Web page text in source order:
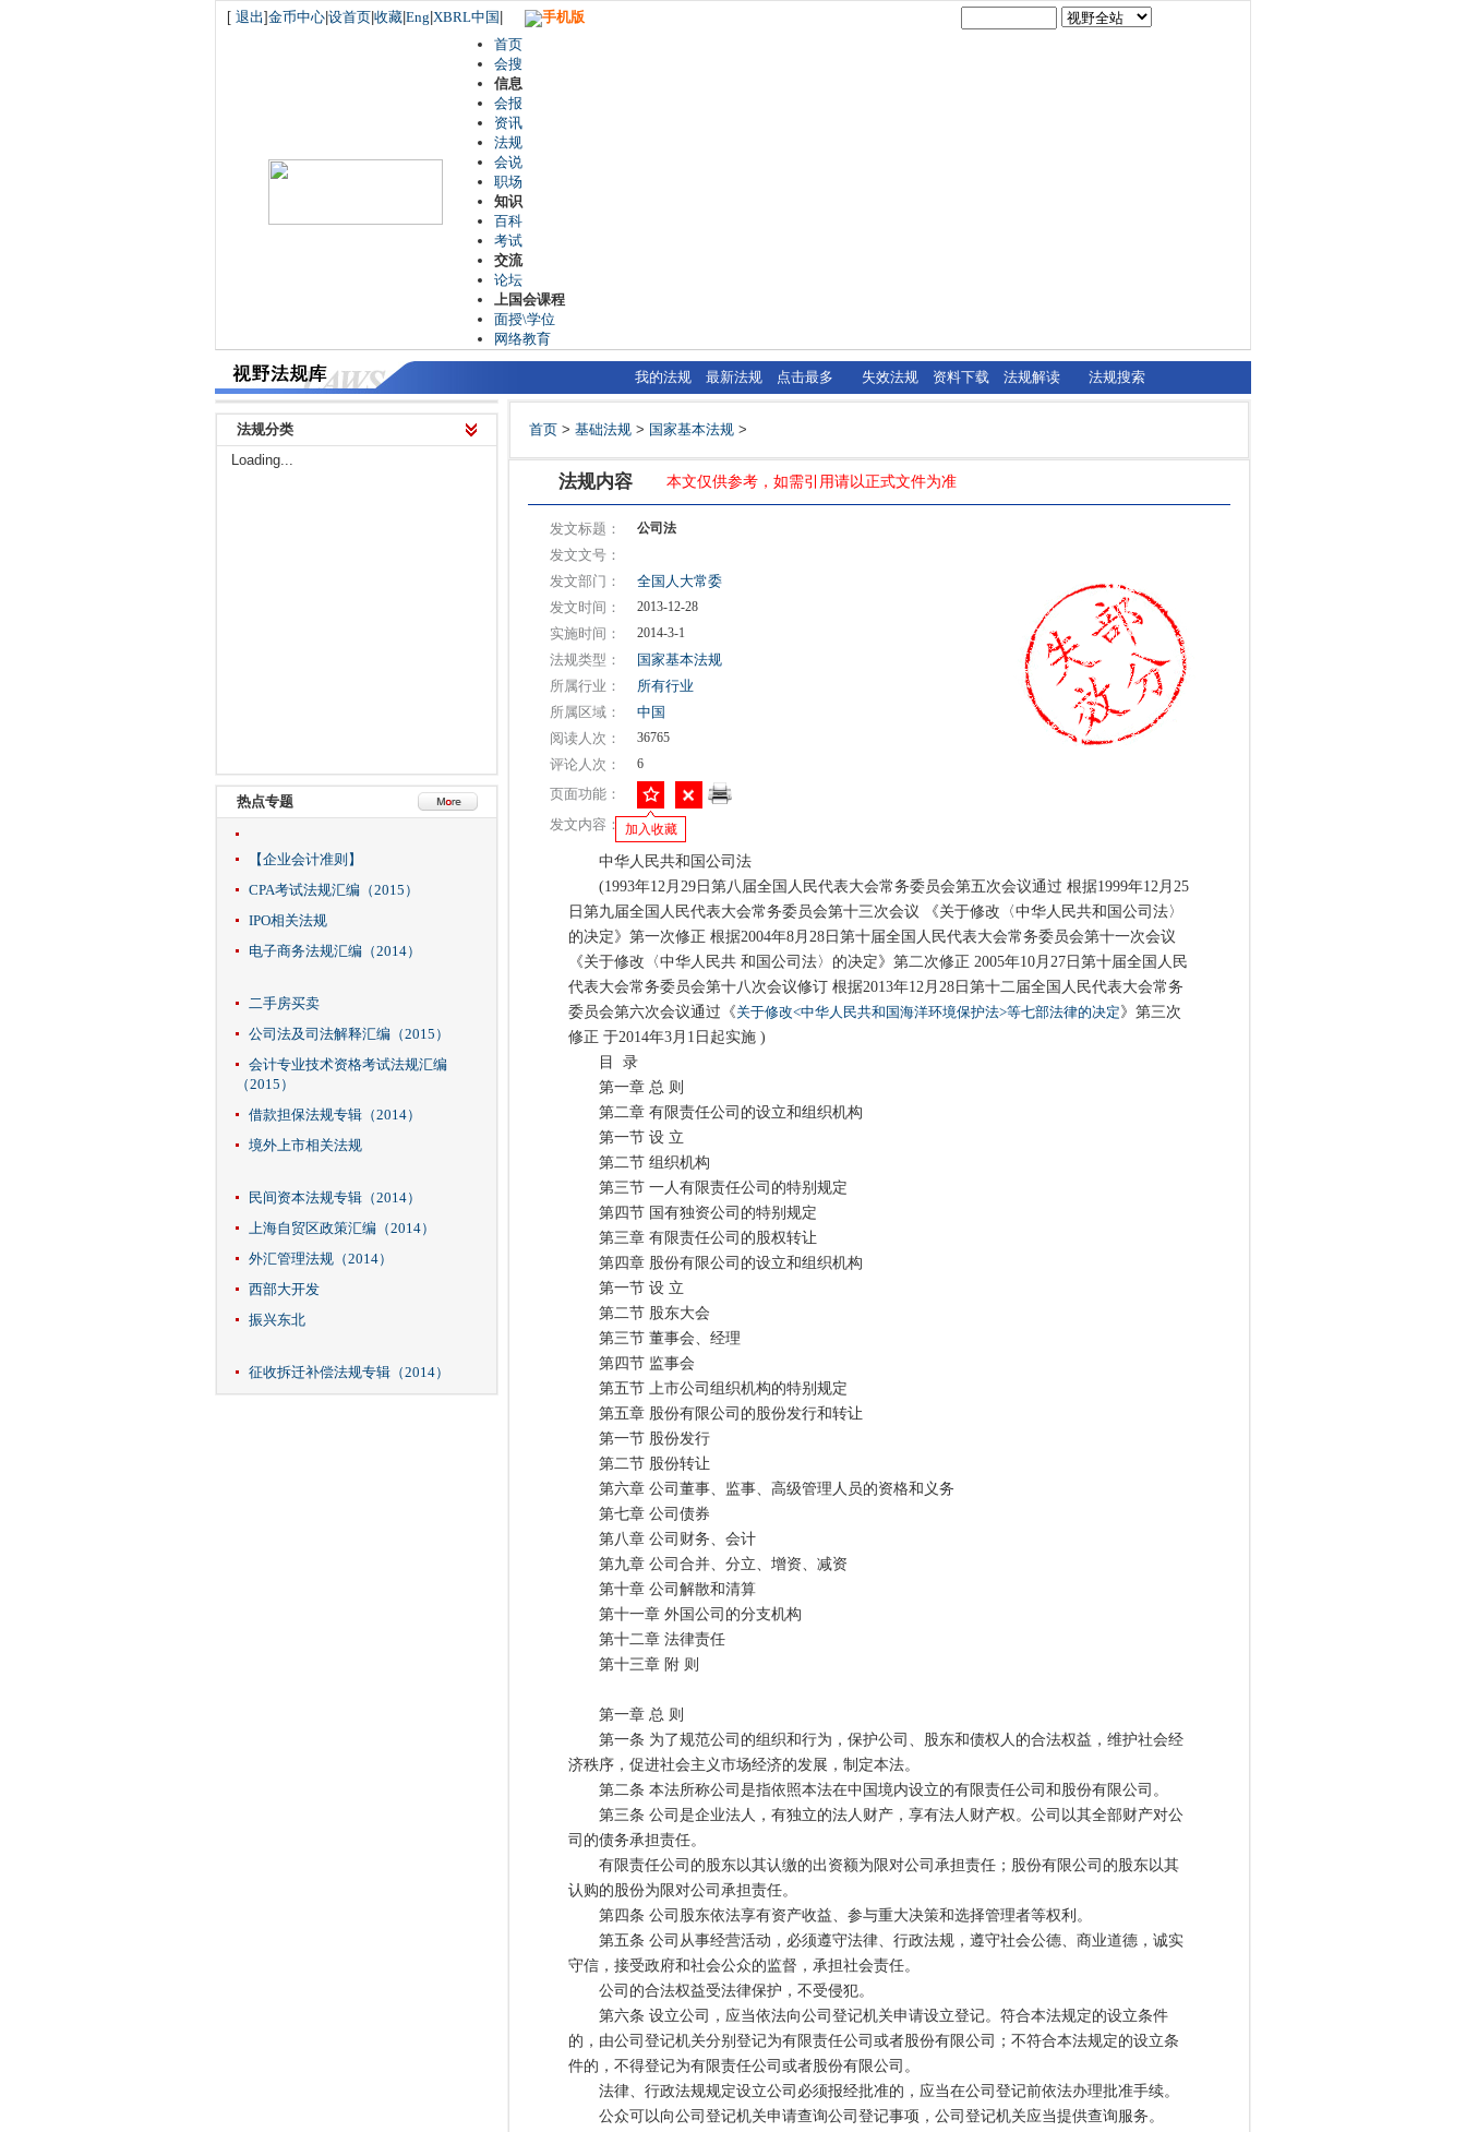
[ 退出]金币中心 设首页 收藏 Eng XBRL中国
手机版
首页
会搜
信息
会报
资讯
法规
会说
职场
知识
百科
考试
交流
论坛
上国会课程
面授\学位
网络教育
我的法规 最新法规 点击最多 失效法规 资料下载 法规解读 法规搜索
法规分类
Loading...
热点专题
【企业会计准则】
CPA考试法规汇编（2015）
IPO相关法规
电子商务法规汇编（2014）
二手房买卖
公司法及司法解释汇编（2015）
会计专业技术资格考试法规汇编
（2015）
借款担保法规专辑（2014）
境外上市相关法规
民间资本法规专辑（2014）
上海自贸区政策汇编（2014）
外汇管理法规（2014）
西部大开发
振兴东北
征收拆迁补偿法规专辑（2014）
首页 > 基础法规 > 国家基本法规 >
法规内容 本文仅供参考，如需引用请以正式文件为准
发文标题： 公司法
发文文号：
发文部门：
全国人大常委
发文时间：
2013-12-28
实施时间： 2014-3-1
法规类型：
国家基本法规
所属行业：
所有行业
所属区域：
中国
阅读人次：
36765
评论人次： 6
页面功能：
加入收藏
发文内容：
中华人民共和国公司法
(1993年12月29日第八届全国人民代表大会常务委员会第五次会议通过 根据1999年12月25
日第九届全国人民代表大会常务委员会第十三次会议 《关于修改〈中华人民共和国公司法〉
的决定》第一次修正 根据2004年8月28日第十届全国人民代表大会常务委员会第十一次会议
《关于修改〈中华人民共 和国公司法〉的决定》第二次修正 2005年10月27日第十届全国人民
代表大会常务委员会第十八次会议修订 根据2013年12月28日第十二届全国人民代表大会常务
委员会第六次会议通过《关于修改<中华人民共和国海洋环境保护法>等七部法律的决定》第三次
修正 于2014年3月1日起实施 )
目 录
第一章 总 则
第二章 有限责任公司的设立和组织机构
第一节 设 立
第二节 组织机构
第三节 一人有限责任公司的特别规定
第四节 国有独资公司的特别规定
第三章 有限责任公司的股权转让
第四章 股份有限公司的设立和组织机构
第一节 设 立
第二节 股东大会
第三节 董事会、经理
第四节 监事会
第五节 上市公司组织机构的特别规定
第五章 股份有限公司的股份发行和转让
第一节 股份发行
第二节 股份转让
第六章 公司董事、监事、高级管理人员的资格和义务
第七章 公司债券
第八章 公司财务、会计
第九章 公司合并、分立、增资、减资
第十章 公司解散和清算
第十一章 外国公司的分支机构
第十二章 法律责任
第十三章 附 则
第一章 总 则
第一条 为了规范公司的组织和行为，保护公司、股东和债权人的合法权益，维护社会经
济秩序，促进社会主义市场经济的发展，制定本法。
第二条 本法所称公司是指依照本法在中国境内设立的有限责任公司和股份有限公司。
第三条 公司是企业法人，有独立的法人财产，享有法人财产权。公司以其全部财产对公
司的债务承担责任。
有限责任公司的股东以其认缴的出资额为限对公司承担责任；股份有限公司的股东以其
认购的股份为限对公司承担责任。
第四条 公司股东依法享有资产收益、参与重大决策和选择管理者等权利。
第五条 公司从事经营活动，必须遵守法律、行政法规，遵守社会公德、商业道德，诚实
守信，接受政府和社会公众的监督，承担社会责任。
公司的合法权益受法律保护，不受侵犯。
第六条 设立公司，应当依法向公司登记机关申请设立登记。符合本法规定的设立条件
的，由公司登记机关分别登记为有限责任公司或者股份有限公司；不符合本法规定的设立条
件的，不得登记为有限责任公司或者股份有限公司。
法律、行政法规规定设立公司必须报经批准的，应当在公司登记前依法办理批准手续。
公众可以向公司登记机关申请查询公司登记事项，公司登记机关应当提供查询服务。